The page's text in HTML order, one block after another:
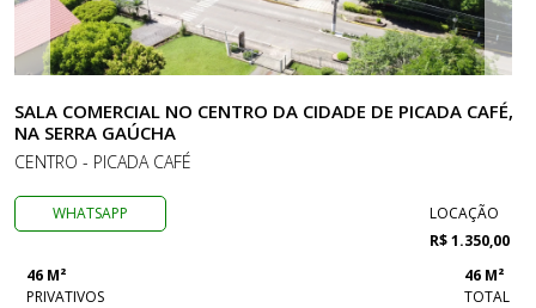
SALA COMERCIAL NO CENTRO DA CIDADE DE PICADA CAFÉ,
NA SERRA GAÚCHA
CENTRO - PICADA CAFÉ
WHATSAPP
LOCAÇÃO
R$ 1.350,00
46 M²
PRIVATIVOS
46 M²
TOTAL